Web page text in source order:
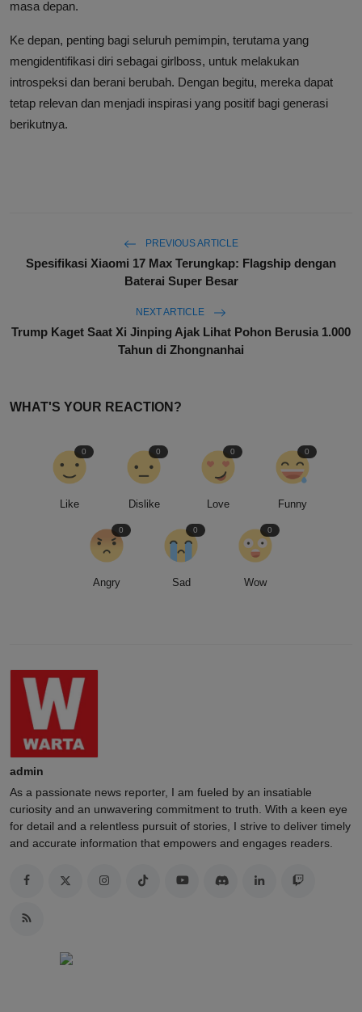
masa depan.
Ke depan, penting bagi seluruh pemimpin, terutama yang
mengidentifikasi diri sebagai girlboss, untuk melakukan
introspeksi dan berani berubah. Dengan begitu, mereka dapat
tetap relevan dan menjadi inspirasi yang positif bagi generasi
berikutnya.
PREVIOUS ARTICLE
Spesifikasi Xiaomi 17 Max Terungkap: Flagship dengan
Baterai Super Besar
NEXT ARTICLE
Trump Kaget Saat Xi Jinping Ajak Lihat Pohon Berusia 1.000
Tahun di Zhongnanhai
WHAT'S YOUR REACTION?
Like
0
Dislike
0
Love
0
Funny
0
Angry
0
Sad
0
Wow
0
admin
As a passionate news reporter, I am fueled by an insatiable
curiosity and an unwavering commitment to truth. With a keen eye
for detail and a relentless pursuit of stories, I strive to deliver timely
and accurate information that empowers and engages readers.